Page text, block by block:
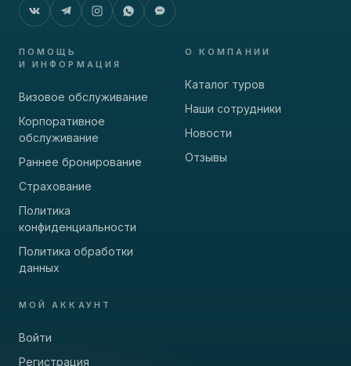
ПОМОЩЬ
И ИНФОРМАЦИЯ
Визовое обслуживание
Корпоративное
обслуживание
Раннее бронирование
Страхование
Политика
конфиденциальности
Политика обработки
данных
О КОМПАНИИ
Каталог туров
Наши сотрудники
Новости
Отзывы
МОЙ АККАУНТ
Войти
Регистрация